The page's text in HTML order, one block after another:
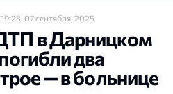
19:23, 07 сентября, 2025
в Дарницком
два
— в больнице